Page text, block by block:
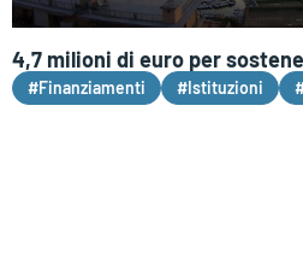
4,7 milioni di euro per
#Finanziamenti #Istituzioni